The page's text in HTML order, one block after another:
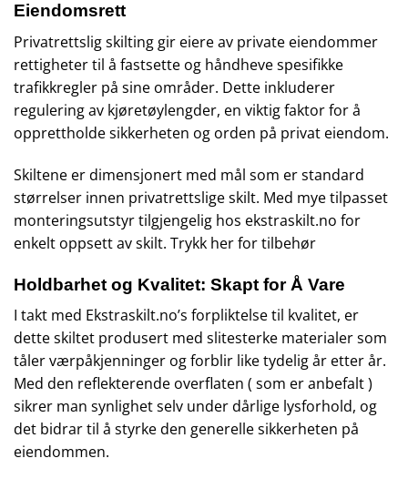
Eiendomsrett
Privatrettslig skilting gir eiere av private eiendommer
rettigheter til å fastsette og håndheve spesifikke
trafikkregler på sine områder. Dette inkluderer
regulering av kjøretøylengder, en viktig faktor for å
opprettholde sikkerheten og orden på privat eiendom.
Skiltene er dimensjonert med mål som er standard
størrelser innen privatrettslige skilt. Med mye tilpasset
monteringsutstyr tilgjengelig hos ekstraskilt.no for
enkelt oppsett av skilt. Trykk her for tilbehør
Holdbarhet og Kvalitet: Skapt for Å Vare
I takt med Ekstraskilt.no’s forpliktelse til kvalitet, er
dette skiltet produsert med slitesterke materialer som
tåler værpåkjenninger og forblir like tydelig år etter år.
Med den reflekterende overflaten ( som er anbefalt )
sikrer man synlighet selv under dårlige lysforhold, og
det bidrar til å styrke den generelle sikkerheten på
eiendommen.